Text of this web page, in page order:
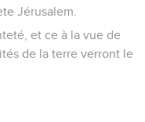
Jérusalem.
et ce à la vue de
de la terre verront le